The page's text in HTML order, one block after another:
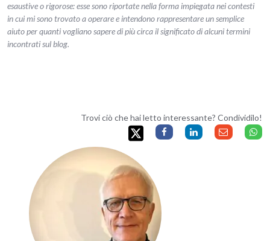
esaustive o rigorose: esse sono riportate nella forma impiegata nei contesti
in cui mi sono trovato a operare e intendono rappresentare un semplice
aiuto per quanti vogliano sapere di più circa il significato di alcuni termini
incontrati sul blog.
Trovi ciò che hai letto interessante? Condividilo!